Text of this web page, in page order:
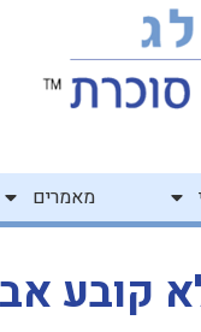
מאמרים
קובע